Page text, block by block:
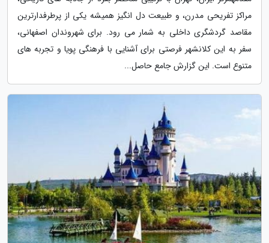
مراکز تفریحی مدرن، و طبیعت دل انگیز همیشه یکی از پرطرفدارترین
مقاصد گردشگری داخلی به شمار می رود. برای شهروندان اصفهانی،
سفر به این کلانشهر فرصتی برای آشنایی با فرهنگی پویا و تجربه های
متنوع است. این گزارش جامع حاصل...